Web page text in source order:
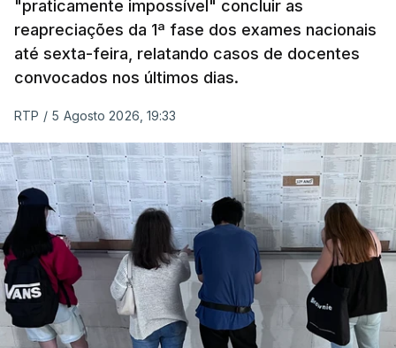
"praticamente impossível" concluir as
reapreciações da 1ª fase dos exames nacionais
até sexta-feira, relatando casos de docentes
convocados nos últimos dias.
RTP / 5 Agosto 2026, 19:33